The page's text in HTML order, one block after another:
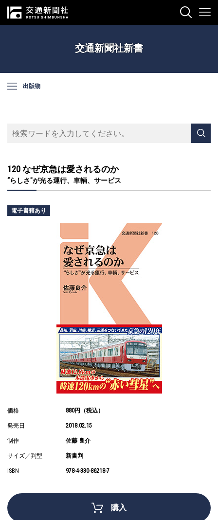
交通新聞社新書
出版物
120 なぜ京急は愛されるのか
“らしさ"が光る運行、車輌、サービス
電子書籍あり
価格 880円（税込）
発売日 2018.02.15
制作 佐藤 良介
サイズ／判型 新書判
ISBN 978-4-330-86218-7
購入